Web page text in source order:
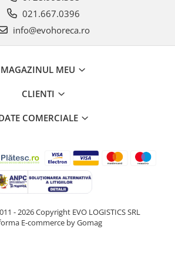
021.667.0396
info@evohoreca.ro
MAGAZINUL MEU
CLIENTI
COMERCIALE
- 2026 Copyright EVO LOGISTICS SRL
E-commerce by Gomag